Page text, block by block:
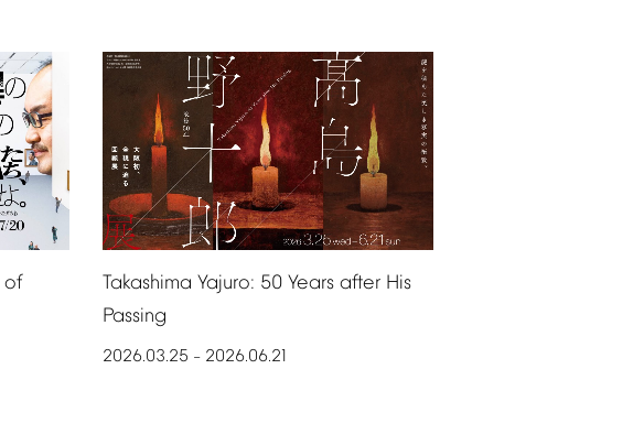
of
Takashima Yajuro: 50 Years after His
Passing
2026.03.25 – 2026.06.21